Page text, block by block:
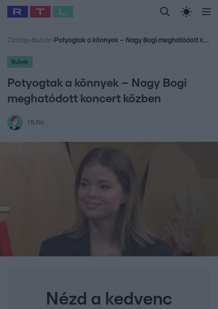
Legfrissebb RTL Híradó Randi Celeb vagyok,
Babits Marcella Most Wanted Gallusz
Címlap› Bulvár› Potyogtak a könnyek – Nagy Bogi meghatódott koncert közben
Bulvár
Potyogtak a könnyek – Nagy Bogi
meghatódott koncert közben
rtl.hu
Nézd a kedvenc